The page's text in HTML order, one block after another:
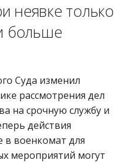
неявке только
больше
Суда изменил
рассмотрения дел
на срочную службу и
действия
в военкомат для
мероприятий могут